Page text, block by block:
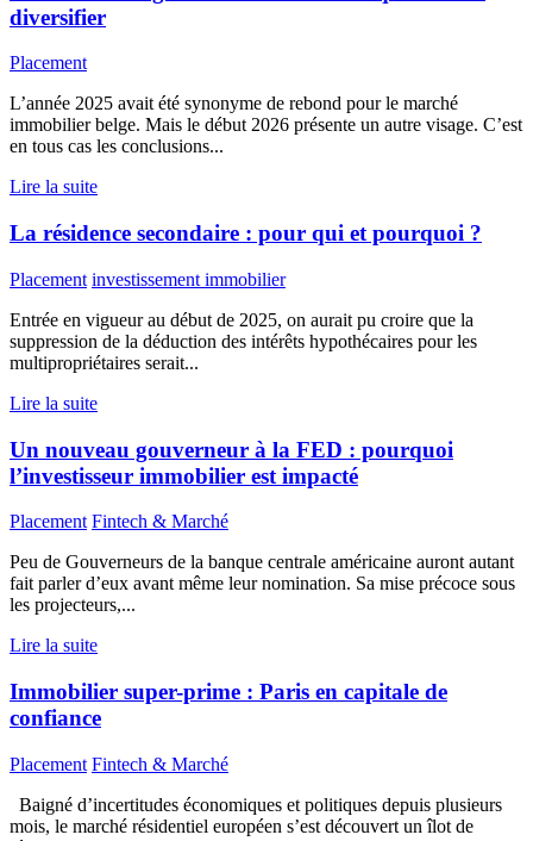
diversifier
Placement
L’année 2025 avait été synonyme de rebond pour le marché
immobilier belge. Mais le début 2026 présente un autre visage. C’est
en tous cas les conclusions...
Lire la suite
La résidence secondaire : pour qui et pourquoi ?
Placement investissement immobilier
Entrée en vigueur au début de 2025, on aurait pu croire que la
suppression de la déduction des intérêts hypothécaires pour les
multipropriétaires serait...
Lire la suite
Un nouveau gouverneur à la FED : pourquoi
l’investisseur immobilier est impacté
Placement Fintech & Marché
Peu de Gouverneurs de la banque centrale américaine auront autant
fait parler d’eux avant même leur nomination. Sa mise précoce sous
les projecteurs,...
Lire la suite
Immobilier super-prime : Paris en capitale de
confiance
Placement Fintech & Marché
Baigné d’incertitudes économiques et politiques depuis plusieurs
mois, le marché résidentiel européen s’est découvert un îlot de